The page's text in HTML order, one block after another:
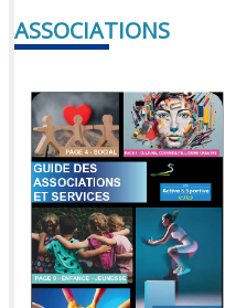
ASSOCIATIONS